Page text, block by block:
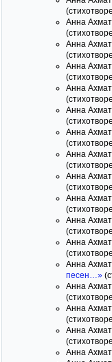
Анна
Анна
Анна
Анна
Анна
Анна
Анна
Анна
Анна
Анна
Анна
Анна
песен…»
Анна
Анна
Анна
Анна